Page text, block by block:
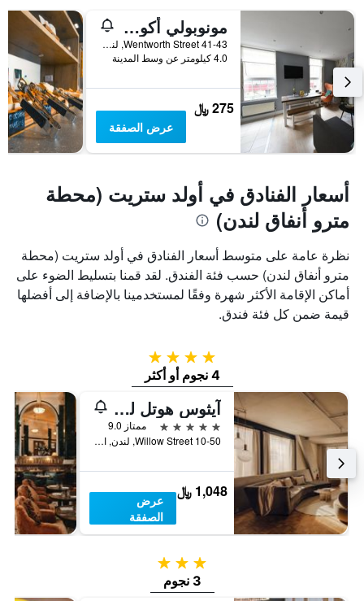
مونوبولي أكوميداشن
Wentworth Street 41-43, لندن, المملكة المتحدة
4.0 كيلومتر عن وسط المدينة
275 ﷼
عرض الصفقة
أسعار الفنادق في أولد ستريت (محطة
مترو أنفاق لندن)
نظرة عامة على متوسط أسعار الفنادق في أولد ستريت (محطة
مترو أنفاق لندن) حسب فئة الفندق. لقد قمنا بتسليط الضوء على
أماكن الإقامة الأكثر شهرة وفقًا لمستخدمينا بالإضافة إلى أفضلها
قيمة ضمن كل فئة فندق.
4 نجوم
4 نجوم أو أكثر
آيثوس هوتل لندن شوريديتش
5 نجوم
ممتاز 9.0
10-50 Willow Street, لندن, المملكة المتحدة
1,048 ﷼
عرض
الصفقة
3 نجوم
3 نجوم